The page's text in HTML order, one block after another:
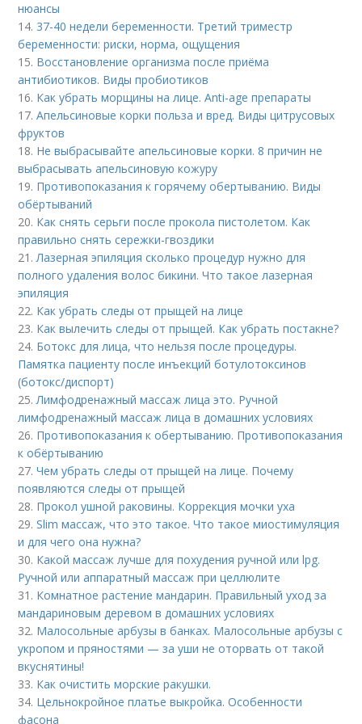
нюансы
14. 37-40 недели беременности. Третий триместр
беременности: риски, норма, ощущения
15. Восстановление организма после приёма
антибиотиков. Виды пробиотиков
16. Как убрать морщины на лице. Anti-age препараты
17.Апельсиновые корки польза и вред. Виды цитрусовых
фруктов
18. Не выбрасывайте апельсиновые корки. 8 причин не
выбрасывать апельсиновую кожуру
19. Противопоказания к горячему обертыванию. Виды
обёртываний
20. Как снять серьги после прокола пистолетом. Как
правильно снять сережки-гвоздики
21.Лазерная эпиляция сколько процедур нужно для
полного удаления волос бикини. Что такое лазерная
эпиляция
22. Как убрать следы от прыщей на лице
23. Как вылечить следы от прыщей. Как убрать постакне?
24. Ботокс для лица, что нельзя после процедуры.
Памятка пациенту после инъекций ботулотоксинов
(ботокс/диспорт)
25.Лимфодренажный массаж лица это. Ручной
лимфодренажный массаж лица в домашних условиях
26. Противопоказания к обертыванию. Противопоказания
к обёртыванию
27.Чем убрать следы от прыщей на лице. Почему
появляются следы от прыщей
28. Прокол ушной раковины. Коррекция мочки уха
29.Slim массаж, что это такое. Что такое миостимуляция
и для чего она нужна?
30. Какой массаж лучше для похудения ручной или lpg.
Ручной или аппаратный массаж при целлюлите
31. Комнатное растение мандарин. Правильный уход за
мандариновым деревом в домашних условиях
32. Малосольные арбузы в банках. Малосольные арбузы с
укропом и пряностями — за уши не оторвать от такой
вкуснятины!
33. Как очистить морские ракушки.
34. Цельнокройное платье выкройка. Особенности
фасона